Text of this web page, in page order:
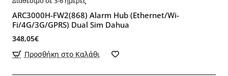
ARC3000H-FW2(868) Alarm Hub (Ethernet/Wi-
Fi/4G/3G/GPRS) Dual Sim Dahua
348,05€
Προσθήκη στο Καλάθι